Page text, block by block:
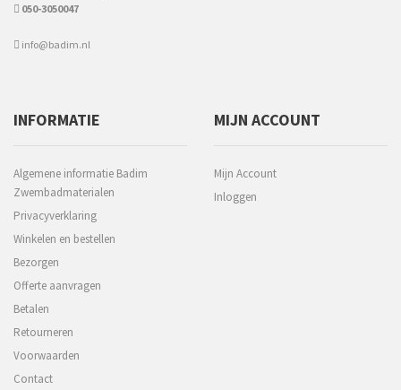
050-3050047
info@badim.nl
INFORMATIE
Algemene informatie Badim
Zwembadmaterialen
Privacyverklaring
Winkelen en bestellen
Bezorgen
Offerte aanvragen
Betalen
Retourneren
Voorwaarden
Contact
MIJN ACCOUNT
Mijn Account
Inloggen